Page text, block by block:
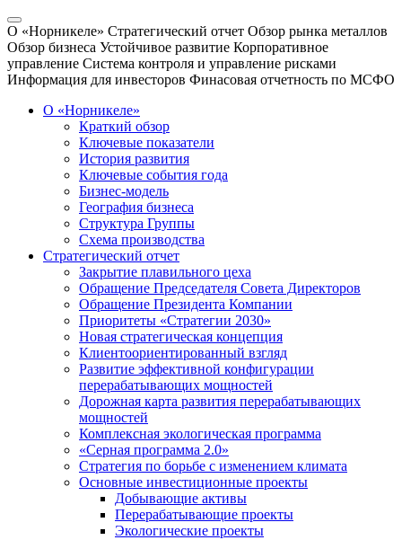
О «Норникеле» Стратегический отчет Обзор рынка металлов
Обзор бизнеса Устойчивое развитие Корпоративное
управление Система контроля и управление рисками
Информация для инвесторов Финасовая отчетность по МСФО
О «Норникеле»
Краткий обзор
Ключевые показатели
История развития
Ключевые события года
Бизнес-модель
География бизнеса
Структура Группы
Схема производства
Стратегический отчет
Закрытие плавильного цеха
Обращение Председателя Совета Директоров
Обращение Президента Компании
Приоритеты «Стратегии 2030»
Новая стратегическая концепция
Клиентоориентированный взгляд
Развитие эффективной конфигурации
перерабатывающих мощностей
Дорожная карта развития перерабатывающих
мощностей
Комплексная экологическая программа
«Серная программа 2.0»
Стратегия по борьбе с изменением климата
Основные инвестиционные проекты
Добывающие активы
Перерабатывающие проекты
Экологические проекты